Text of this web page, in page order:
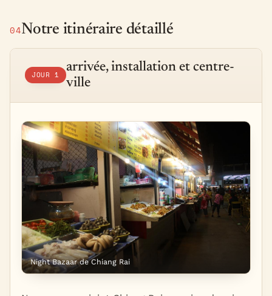
04Notre itinéraire détaillé
JOUR 1
arrivée, installation et centre-
ville
Night Bazaar de Chiang Rai